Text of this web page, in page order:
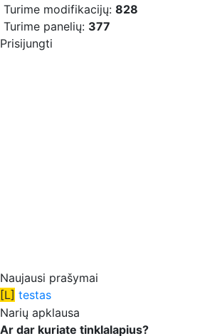
Turime modifikacijų: 828
Turime panelių: 377
Prisijungti
Naujausi prašymai
[L] testas
Narių apklausa
Ar dar kuriate tinklalapius?